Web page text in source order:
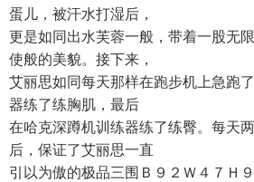
蛋儿，被汗水打湿后，
更是如同出水芙蓉一般，带着一股无
使般的美貌。接下来，
艾丽思如同每天那样在跑步机上急跑
器练了练胸肌，最后
在哈克深蹲机训练器练了练臀。每天
后，保证了艾丽思一直
引以为傲的极品三围Ｂ９２Ｗ４７Ｈ